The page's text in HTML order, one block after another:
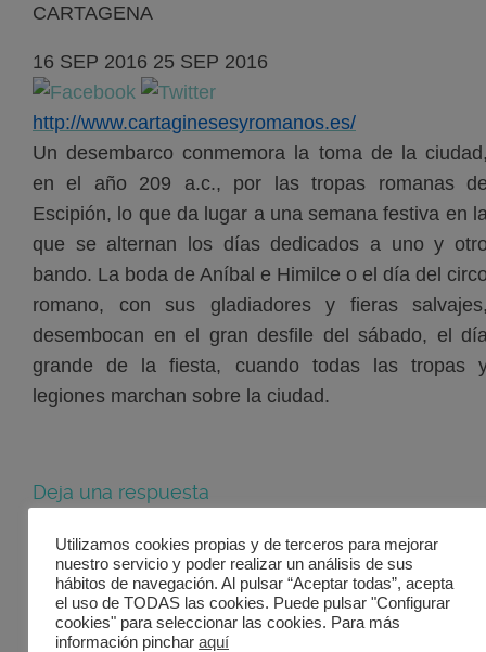
CARTAGENA
16 SEP 2016 25 SEP 2016
http://www.cartaginesesyromanos.es/
Un desembarco conmemora la toma de la
en el año 209 a.c., por las tropas romanas
Escipión, lo que da lugar a una semana festiva en
que se alternan los días dedicados a uno y
bando. La boda de Aníbal e Himilce o el día del
romano, con sus gladiadores y fieras
desembocan en el gran desfile del sábado, el
grande de la fiesta, cuando todas las tropas
legiones marchan sobre la ciudad.
Deja una respuesta
Tu dirección de correo
electrónico no será
publicada. Los campos
obligatorios están
Utilizamos cookies propias y de terceros para mejorar
nuestro servicio y poder realizar un análisis de sus
hábitos de navegación. Al pulsar “Aceptar todas”, acepta
el uso de TODAS las cookies. Puede pulsar "Configurar
cookies" para seleccionar las cookies. Para más
información pinchar aquí